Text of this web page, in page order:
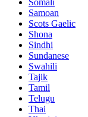
Somali
Samoan
Scots Gaelic
Shona
Sindhi
Sundanese
Swahili
Tajik
Tamil
Telugu
Thai